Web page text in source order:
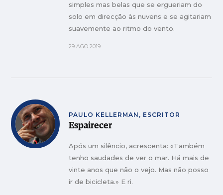
simples mas belas que se ergueriam do
solo em direcção às nuvens e se agitariam
suavemente ao ritmo do vento.
29 AGO 2019
PAULO KELLERMAN, ESCRITOR
Espairecer
Após um silêncio, acrescenta: «Também
tenho saudades de ver o mar. Há mais de
vinte anos que não o vejo. Mas não posso
ir de bicicleta.» E ri.